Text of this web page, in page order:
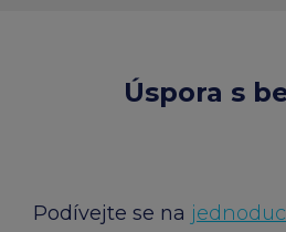
Úspora s
Podívejte se na